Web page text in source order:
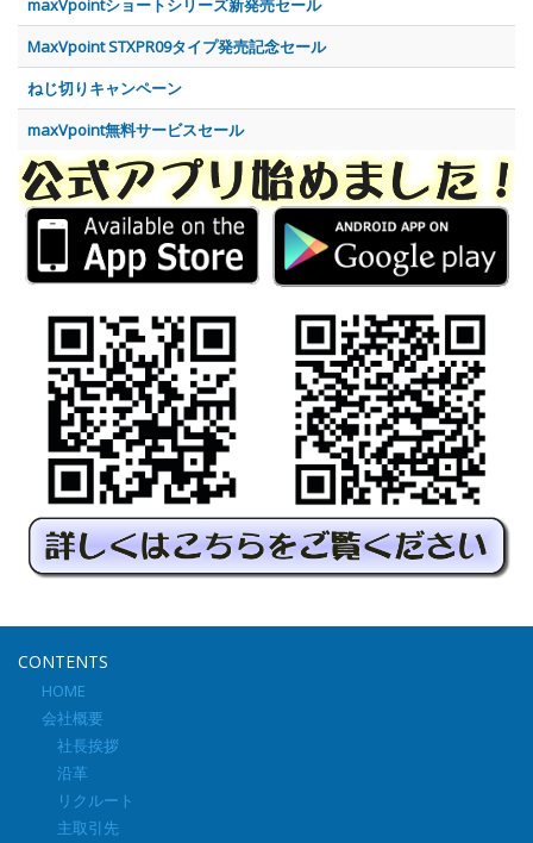
maxVpointショートシリーズ新発売セール
MaxVpoint STXPR09タイプ発売記念セール
ねじ切りキャンペーン
maxVpoint無料サービスセール
CONTENTS
HOME
会社概要
社長挨拶
沿革
リクルート
主取引先